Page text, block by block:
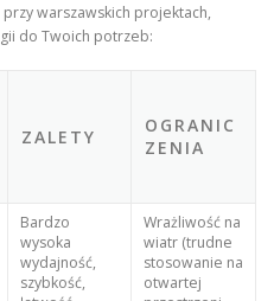
warszawskich projektach,
do Twoich potrzeb:
ZALETY
OGRANIC
ZENIA
Bardzo
wysoka
wydajność,
szybkość,
Wrażliwość na
wiatr (trudne
stosowanie na
otwartej